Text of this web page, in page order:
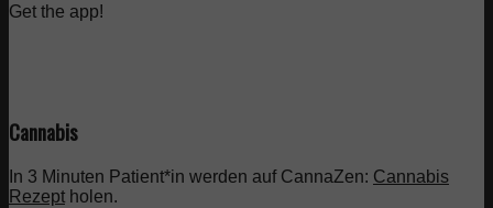
Get the app!
Cannabis
In 3 Minuten Patient*in werden auf CannaZen: Cannabis
Rezept holen.